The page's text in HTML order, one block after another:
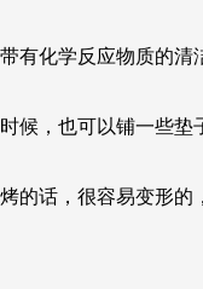
有化学反应物质的
候，也可以铺一些
的话，很容易变形的